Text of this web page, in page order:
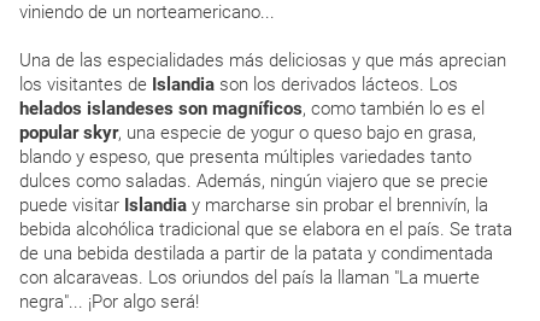
viniendo de un norteamericano...
Una de las especialidades más deliciosas y que más aprecian
los visitantes de Islandia son los derivados lácteos. Los
helados islandeses son magníficos, como también lo es el
popular skyr, una especie de yogur o queso bajo en grasa,
blando y espeso, que presenta múltiples variedades tanto
dulces como saladas. Además, ningún viajero que se precie
puede visitar Islandia y marcharse sin probar el brennivín, la
bebida alcohólica tradicional que se elabora en el país. Se trata
de una bebida destilada a partir de la patata y condimentada
con alcaraveas. Los oriundos del país la llaman "La muerte
negra"... ¡Por algo será!